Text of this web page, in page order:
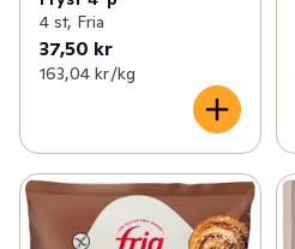
4 st, Fria
37,50 kr
163,04 kr /kg